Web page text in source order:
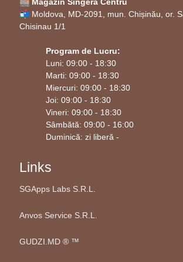
Fie că doriți să decorați propriul
oferiți un cadou special cuiva drag numit
amintiri de neuitat. Investiția în
tradiție este întotdeauna o alegere
această perioadă magică a anului.
📬 Moldova, MD-2091, mun. Chișinău, or.
Chisinau 1/1
Program de Lucru:
Luni: 09:00 - 18:30
Marti: 09:00 - 18:30
Miercuri: 09:00 - 18:30
Joi: 09:00 - 18:30
Vineri: 09:00 - 18:30
Sâmbătă: 09:00 - 16:00
Duminică: zi liberă -
Links
SGApps Labs S.R.L.
Anvos Service S.R.L.
GUDZI.MD ®️ ™️